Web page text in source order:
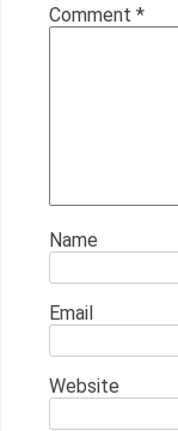
Comment *
Name
Email
Website